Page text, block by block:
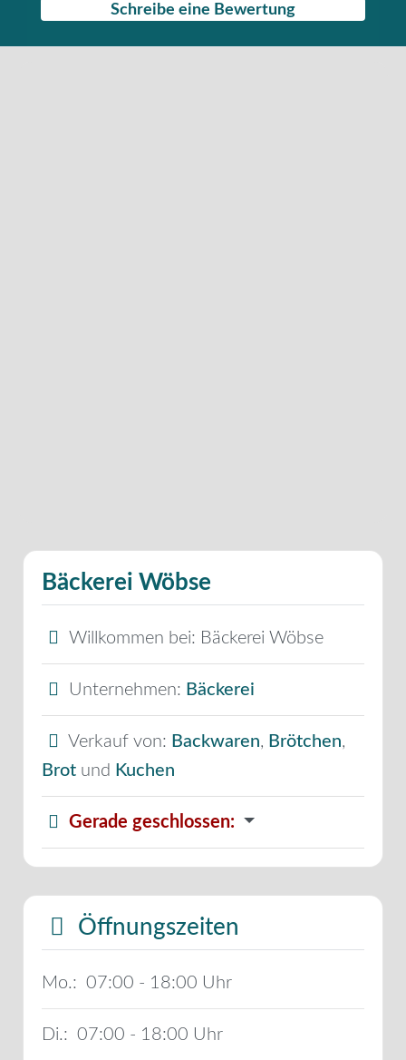
Schreibe eine Bewertung
Bäckerei Wöbse
Willkommen bei: Bäckerei Wöbse
Unternehmen: Bäckerei
Verkauf von: Backwaren, Brötchen,
Brot und Kuchen
Gerade geschlossen:
Öffnungszeiten
Mo.: 07:00 - 18:00
Di.: 07:00 - 18:00